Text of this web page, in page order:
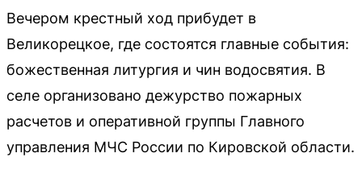
Вечером крестный ход прибудет в
Великорецкое, где состоятся главные события:
божественная литургия и чин водосвятия. В
селе организовано дежурство пожарных
расчетов и оперативной группы Главного
управления МЧС России по Кировской области.